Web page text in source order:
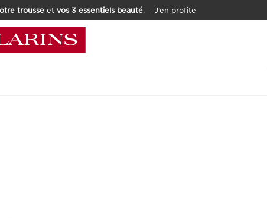
trousseet vos 3 essentiels beauté. J’en profite